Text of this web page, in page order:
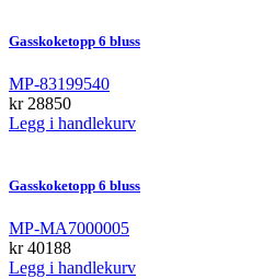
Gasskoketopp 6 bluss
MP-83199540
kr28850
Legg i handlekurv
Gasskoketopp 6 bluss
MP-MA7000005
kr40188
Legg i handlekurv